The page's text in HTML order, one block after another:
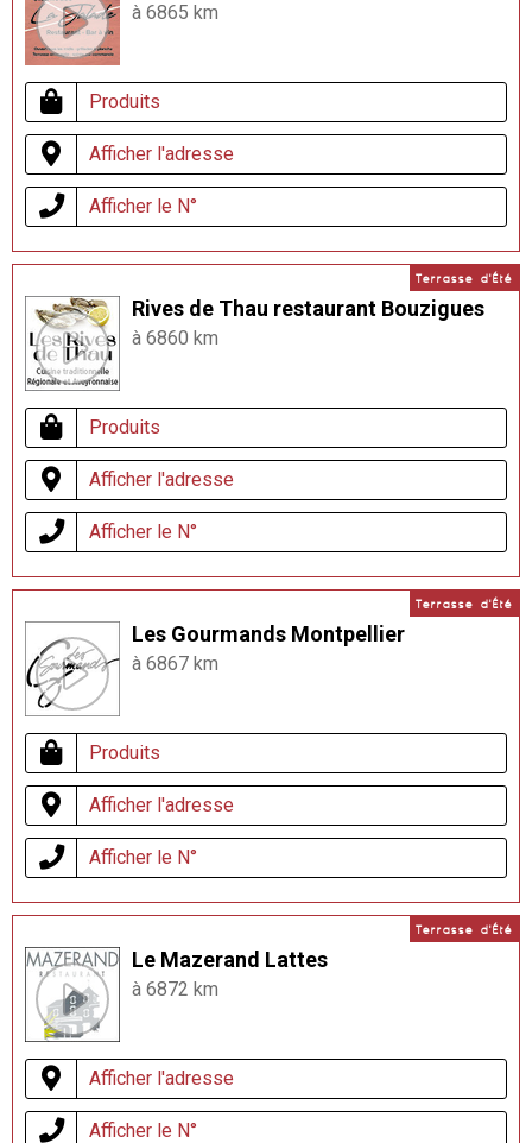
à 6865 km
Produits
Afficher l'adresse
Afficher le N°
Terrasse d'Été
Rives de Thau restaurant Bouzigues
à 6860 km
Produits
Afficher l'adresse
Afficher le N°
Terrasse d'Été
Les Gourmands Montpellier
à 6867 km
Produits
Afficher l'adresse
Afficher le N°
Terrasse d'Été
Le Mazerand Lattes
à 6872 km
Afficher l'adresse
Afficher le N°